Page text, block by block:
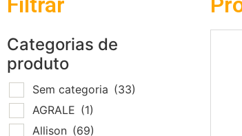
Categorias de
produto
Sem categoria (33)
AGRALE (1)
Allison (69)